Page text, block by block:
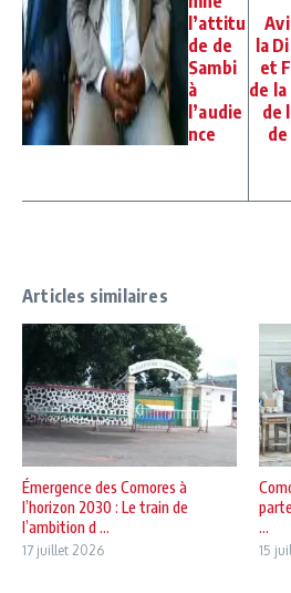
l’attitu
de de
Sambi
à
l’audie
nce
la
et
de
de
Articles similaires
Émergence des Comores à
l’horizon 2030 : Le train de
l’ambition d ...
17 juillet 2026
...
15